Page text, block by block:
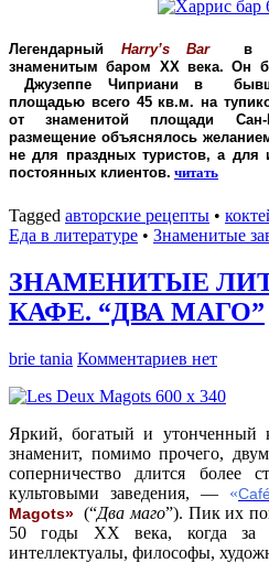
Легендарный Harry’s Bar
в
знаменитым баром XX века. Он
Джузеппе Чиприани в
площадью всего 45 кв.м. на
от знаменитой площади Сан-
размещение объяснялось
не для праздных туристов, а
постоянных клиентов. читать
Tagged авторские рецепты •
Еда в литературе • Знаменитые
ЗНАМЕНИТЫЕ
КАФЕ. “ДВА МАГО”
brie tania Комментариев нет
Яркий, богатый и утонченный
знаменит, помимо прочего,
соперничество длится более
культовыми заведения, — «
Magots» (“Два маго”). Пик их
50 годы XX века, когда за
интеллектуалы, философы,